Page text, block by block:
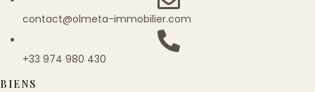
contact@olmeta-immobilier.com
+33 974 980 430
BIENS